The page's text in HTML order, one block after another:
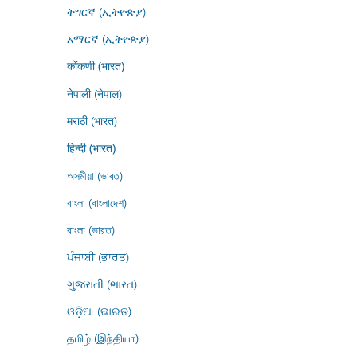
ትግርኛ (ኢትዮጵያ)
አማርኛ (ኢትዮጵያ)
कोंकणी (भारत)
नेपाली (नेपाल)
मराठी (भारत)
हिन्दी (भारत)
অসমীয়া (ভাৰত)
বাংলা (বাংলাদেশ)
বাংলা (ভারত)
ਪੰਜਾਬੀ (ਭਾਰਤ)
ગુજરાતી (ભારત)
ଓଡ଼ିଆ (ଭାରତ)
தமிழ் (இந்தியா)